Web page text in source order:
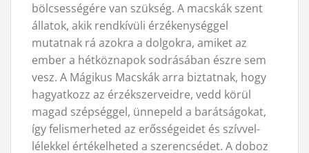
bölcsességére van szükség. A macskák szent
állatok, akik rendkívüli érzékenységgel
mutatnak rá azokra a dolgokra, amiket az
ember a hétköznapok sodrásában észre sem
vesz. A Mágikus Macskák arra biztatnak, hogy
hagyatkozz az érzékszerveidre, vedd körül
magad szépséggel, ünnepeld a barátságokat,
így felismerheted az erősségeidet és szívvel-
lélekkel értékelheted a szerencsédet. A doboz